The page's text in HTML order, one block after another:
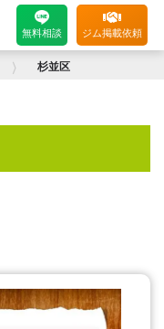
無料相談 ジム掲載依頼
⟩ 杉並区